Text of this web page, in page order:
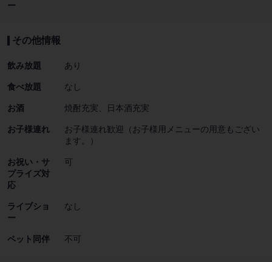
ー
その他情報
飲み放題 あり
食べ放題 なし
お酒 焼酎充実、日本酒充実
お子様連れ
お子様連れ歓迎（お子様用メニューの用意もござい
ます。）
お祝い・サ
プライズ対
応
可
ライブショ
ー
なし
ペット同伴 不可